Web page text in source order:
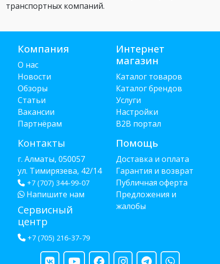
транспортных компаний.
Компания
О нас
Новости
Обзоры
Статьи
Вакансии
Партнёрам
Контакты
г. Алматы, 050057
ул. Тимирязева, 42/14
+7 (707) 344-99-07
Напишите нам
Сервисный
центр
+7 (705) 216-37-79
Интернет
магазин
Каталог товаров
Каталог брендов
Услуги
Настройки
B2B портал
Помощь
Доставка и оплата
Гарантия и возврат
Публичная оферта
Предложения и
жалобы